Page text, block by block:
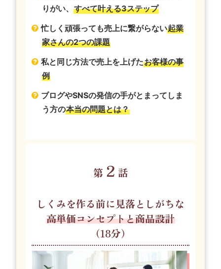
りがい、 すべて叶える3ステップ
忙しく頑張っても売上に繋がらない起業
家さんの2つの課題
私と同じ方法で売上を上げたお客様の事
例
ブログやSNSの発信の手がとまってしま
う方の本当の問題とは？
第 ２ 話
しくみを作る前に見落としがちな
高単価コンセプトと商品設計
（18分）